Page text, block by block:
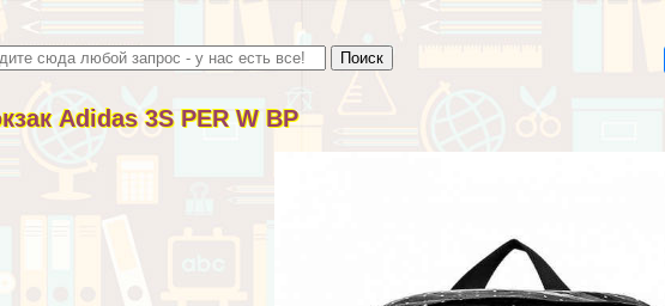
Adidas 3S PER W BP